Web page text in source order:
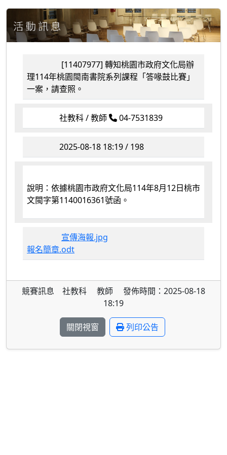
[11407977] 轉知桃園市政府文化局辦
理114年桃園閩南書院系列課程「答喙鼓比賽」
一案，請查照。
社教科 / 教師 04-7531839
2025-08-18 18:19 / 198
說明：依據桃園市政府文化局114年8月12日桃市
文閩字第1140016361號函。
宣傳海報.jpg
報名簡章.odt
競賽訊息 社教科 教師 發佈時間：2025-08-18
18:19
關閉視窗 列印公告